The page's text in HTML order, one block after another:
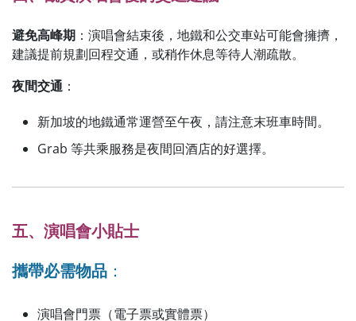
避免高峰期 ：演唱會結束後，地鐵和公交車站可能會擁擠，
建議提前規劃回程交通，或稍作休息等待人潮疏散。
夜間交通 ：
新加坡的地鐵通常運營至午夜，請注意末班車時間。
Grab 等共乘服務是夜間回酒店的好選擇。
五、演唱會小貼士
攜帶必需物品 ：
演唱會門票（電子票或實體票）